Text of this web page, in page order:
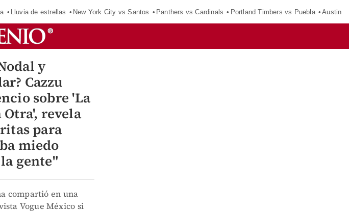
Lluvia de estrellas New York City vs Santos Panthers vs Cardinals Portland Timbers vs Puebla Austin
y
Cazzu
sobre 'La
Otra', revela
para
miedo
gente"
compartió en una
Vogue México si